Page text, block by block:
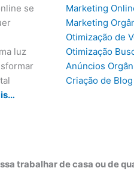
se
luz
Marketing
Marketing
Otimização de
Otimização
Anúncios
Criação de
trabalhar de casa ou de